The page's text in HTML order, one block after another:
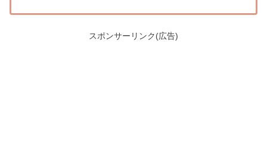
スポンサーリンク(広告)